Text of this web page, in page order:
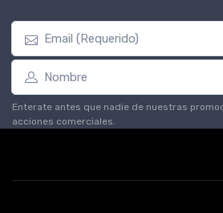
Enterate antes que nadie de nuestras
acciones comerciales.